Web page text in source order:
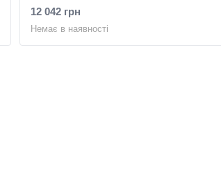
12 042 грн
Немає в наявності